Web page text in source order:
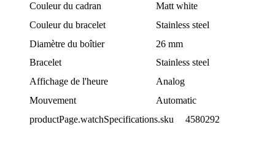
Couleur du cadran
Matt white
Couleur du bracelet
Stainless steel
Diamètre du boîtier
26 mm
Bracelet
Stainless steel
Affichage de l'heure
Analog
Mouvement
Automatic
productPage.watchSpecifications.sku
4580292